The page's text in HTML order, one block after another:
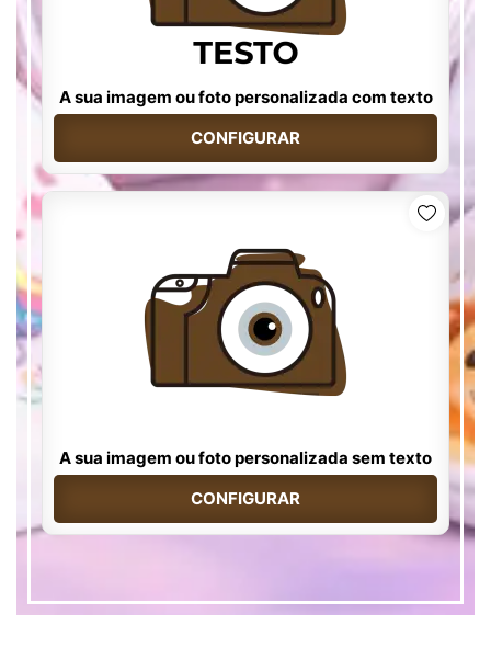
A sua imagem ou foto personalizada com texto
CONFIGURAR
A sua imagem ou foto personalizada sem texto
CONFIGURAR